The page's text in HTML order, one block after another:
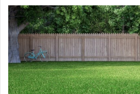
in da je varna za uporabo. Vsaka nova
uporabno dovoljenje, saj se brez njega
uporabljati ali vseliti.